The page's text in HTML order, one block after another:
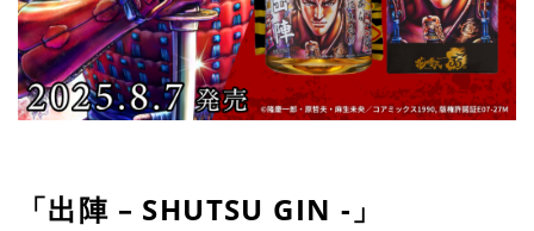
「出陣 – SHUTSU GIN -」